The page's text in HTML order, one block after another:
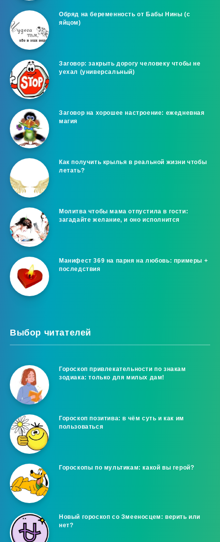
Обряд на беременность от Бабы Нины (с
яйцом)
Заговор: закрыть дорогу человеку чтобы не
уехал (универсальный)
Заговор на хорошее настроение: ежедневная
магия
Как получить крылья в реальной жизни чтобы
летать?
Молитва чтобы мама отпустила в гости:
загадайте желание, и оно исполнится
Манифест 369 на парня на любовь: примеры +
последствия
Выбор читателей
Гороскоп привлекательности по знакам
зодиака: только для милых дам!
Гороскоп позитива: в чём суть и как им
пользоваться
Гороскопы по мультикам: какой вы герой?
Новый гороскоп со Змееносцем: верить или
нет?